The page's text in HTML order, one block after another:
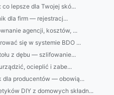
lepsze dla Twojej skó...
dla firm — rejestracj...
agencji, kosztów, ...
się w systemie BDO ...
z dębu — szlifowanie...
ocieplić i zabe...
dla producentów — obowią...
DIY z domowych składn...